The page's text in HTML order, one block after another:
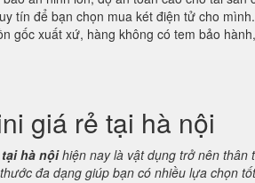
tín để bạn chọn mua két điện tử cho
gốc xuất xứ, hàng không có tem bảo
giá rẻ tại hà nội
hà nộihiện nay là vật dụng trở nên thân
đa dạng giúp bạn có nhiều lựa chọn